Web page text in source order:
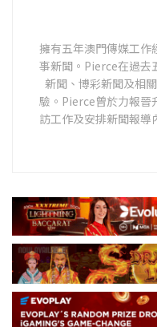
擁有五年澳門傳媒工作
事新聞。Pierce在過去
新聞、博彩新聞及相
驗。Pierce曾於力報晉
訪工作及安排新聞報